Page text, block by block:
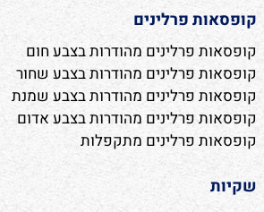
קופסאות פרלינים
קופסאות פרלינים מהודרות בצבע חום
קופסאות פרלינים מהודרות בצבע שחור
קופסאות פרלינים מהודרות בצבע שמנת
קופסאות פרלינים מהודרות בצבע אדום
קופסאות פרלינים מתקפלות
שקיות